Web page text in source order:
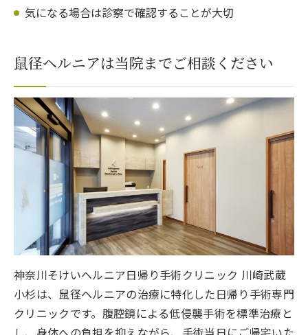
気になる場合は診察で確認することが大切
鼠径ヘルニアは当院までご相談ください
神奈川そけいヘルニア日帰り手術クリニック 川崎武蔵
小杉は、鼠径ヘルニアの治療に特化した日帰り手術専門
クリニックです。腹腔鏡による低侵襲手術を標準治療と